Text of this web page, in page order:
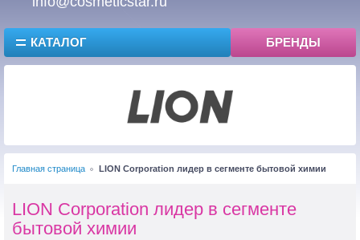
КАТАЛОГ БРЕНДЫ
Главная страница LION Corporation лидер в сегменте бытовой химии
LION Corporation лидер в сегменте
бытовой химии